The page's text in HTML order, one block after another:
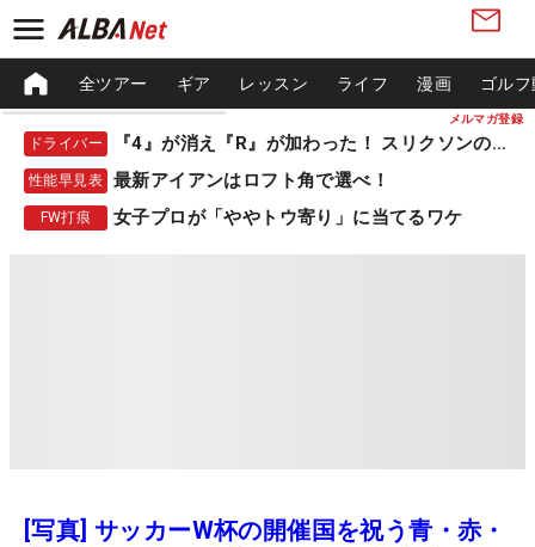
メルマガ登録
全ツアー ギア レッスン ライフ 漫画 ゴル
ドライバー 『4』が消え『R』が加わった！ スリクソンの新作
性能早見表 最新アイアンはロフト角で選べ！
FW打痕 女子プロが「ややトウ寄り」に当てるワケ
[写真] サッカーW杯の開催国を祝う青・赤・